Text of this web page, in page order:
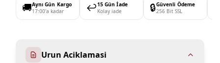
🚚Aynı Gün Kargo
17:00'a kadar
↩️15 Gün İade
Kolay iade
🔒Güvenli Ödeme
256 Bit SSL
Urun Aciklamasi